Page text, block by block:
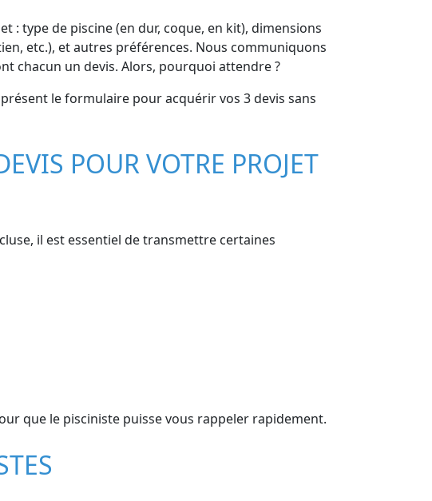
: type de piscine (en dur, coque, en kit), dimensions
etc.), et autres préférences. Nous communiquons
chacun un devis. Alors, pourquoi attendre ?
le formulaire pour acquérir vos 3 devis sans
POUR VOTRE PROJET
il est essentiel de transmettre certaines
que le pisciniste puisse vous rappeler rapidement.